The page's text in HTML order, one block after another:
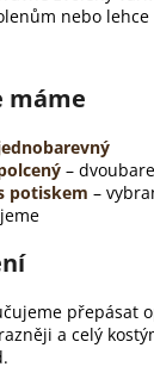
nebo lehce
máme
–
potiskem –
přepásat
a celý